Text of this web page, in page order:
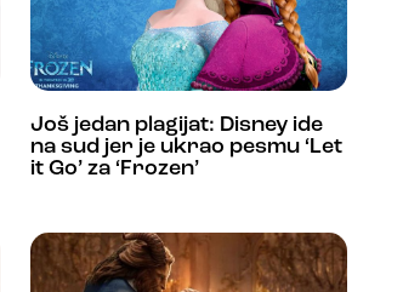
Još jedan plagijat: Disney ide
na sud jer je ukrao pesmu ‘Let
it Go’ za ‘Frozen’